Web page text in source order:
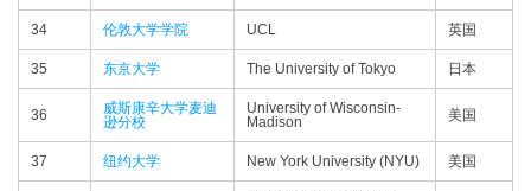
34 伦敦大学学院 UCL 英国
35 东京大学 The University of Tokyo 日本
36
威斯康辛大学麦迪
逊分校
University of Wisconsin-
Madison
美国
37 纽约大学 New York University (NYU) 美国